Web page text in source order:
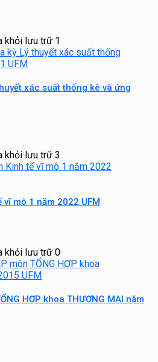
khỏi lưu trữ 1
xác suất thống kê và ứng
khỏi lưu trữ 3
mô 1 năm 2022 UFM
khỏi lưu trữ 0
HỢP khoa THƯƠNG MẠI năm